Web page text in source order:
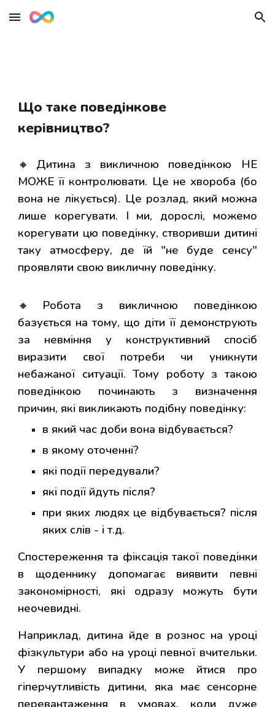
Skip to main content Skip to navigation
Що таке поведінкове
керівництво?
🔸Дитина з викличною поведінкою НЕ
МОЖЕ її контролювати. Це не хвороба (бо
вона не лікується). Це розлад, який можна
лише корегувати. І ми, дорослі, можемо
корегувати цю поведінку, створивши дитині
таку атмосферу, де їй "не буде сенсу"
проявляти свою викличну поведінку.
🔸Робота з викличною поведінкою
базується на тому, що діти її демонструють
за невміння у конструктивний спосіб
виразити свої потреби чи уникнути
небажаної ситуації. Тому роботу з такою
поведінкою починають з визначення
причин, які викликають подібну поведінку:
в який час доби вона відбувається?
в якому оточенні?
які події передували?
які події йдуть після?
при яких людях це відбувається? після
яких слів - і т.д.
Спостереження та фіксація такої поведінки
в щоденнику допомагає виявити певні
закономірності, які одразу можуть бути
неочевидні.
Наприклад, дитина йде в рознос на уроці
фізкультури або на уроці певної вчительки.
У першому випадку може йтися про
гіперчутливість дитини, яка має сенсорне